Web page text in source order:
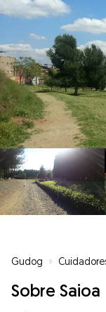
Gudog »
Sobre Saioa